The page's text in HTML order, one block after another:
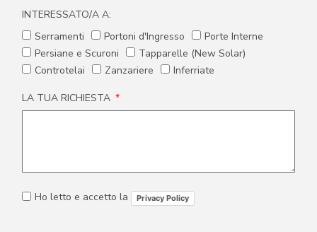
INTERESSATO/A A:
Serramenti
Portoni d'Ingresso
Porte Interne
Persiane e Scuroni
Tapparelle (New Solar)
Controtelai
Zanzariere Inferriate
LA TUA RICHIESTA
Ho letto e accetto la Privacy Policy